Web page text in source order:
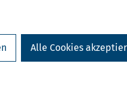
Alle Cookies
gewählten Zeitpunkt
als aufgegeben, in
so wird der
ist dem Steuerpflichtigen